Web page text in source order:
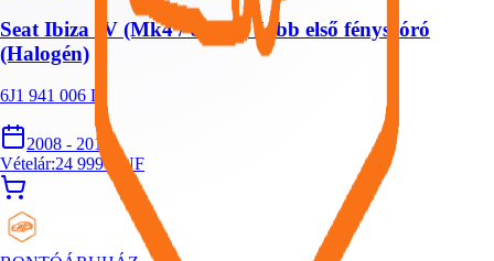
Seat Ibiza IV (Mk4 / 6J/6P) Jobb első fényszóró
(Halogén)
6J1 941 006 D
2008 - 2012
Vételár:24 999 HUF